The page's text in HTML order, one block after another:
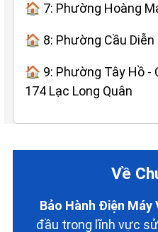
🏠 7: Phường Hoàng
🏠 8: Phường Cầu
🏠 9: Phường Tây Hồ -
174 Lạc Long Quân
Về
Bảo Hành Điện Máy
đầu trong lĩnh vực